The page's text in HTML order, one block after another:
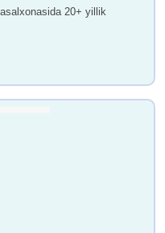
20+ yillik